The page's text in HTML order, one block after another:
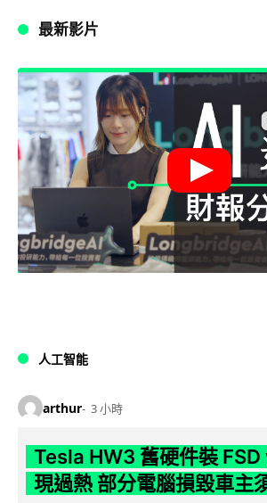
最新影片
人工智能
arthur 3 小時
Tesla HW3 舊硬件裝
現過熱 部分電腦損毀車主